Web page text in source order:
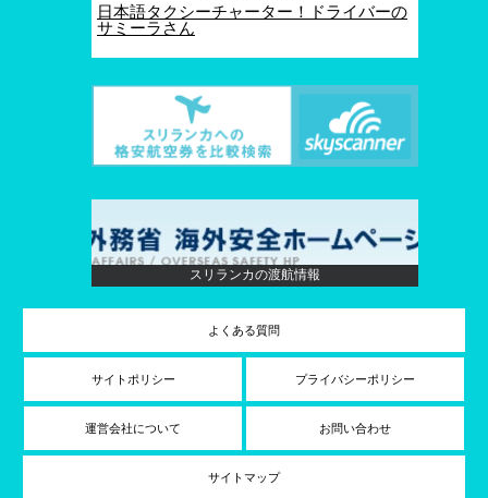
日本語タクシーチャーター！ドライバーの
サミーラさん
スリランカの渡航情報
よくある質問
サイトポリシー プライバシーポリシー
運営会社について お問い合わせ
サイトマップ